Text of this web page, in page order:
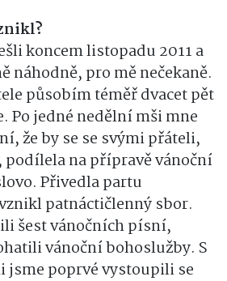
koncem listopadu 2011 a
náhodně, pro mě nečekaně.
působím téměř dvacet pět
Po jedné nedělní mši mne
že by se se svými přáteli,
na přípravě vánoční
Přivedla partu
patnáctičlenný sbor.
šest vánočních písní,
vánoční bohoslužby. S
jsme poprvé vystoupili se